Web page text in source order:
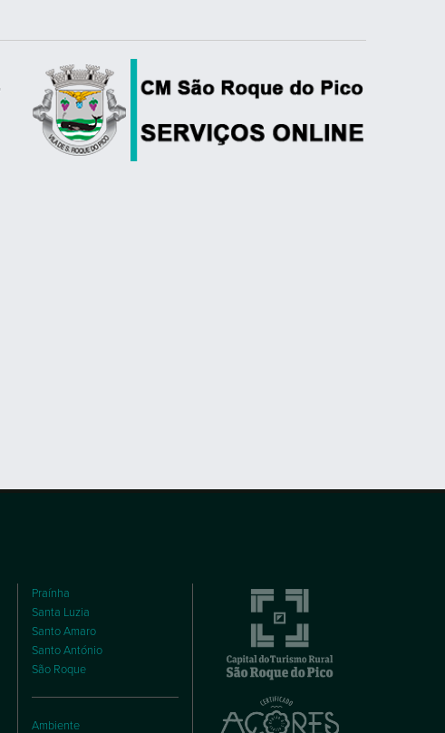
Praínha
Santa Luzia
Santo Amaro
Santo António
São Roque
Ambiente